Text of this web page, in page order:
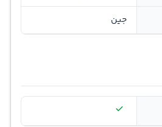
جین